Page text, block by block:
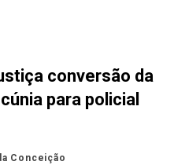
conversão da
para policial
Conceição